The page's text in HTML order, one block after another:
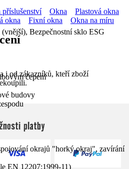
Bezpečnostní sklo ESG
čepem
budovy
okrajů "horký okraj", zavírání
EN 12207:1999-11)
příslušenství Okna
Plastová okna
okna Fixní okna Okna na míru
i od zákazníků, kteří zboží
platby